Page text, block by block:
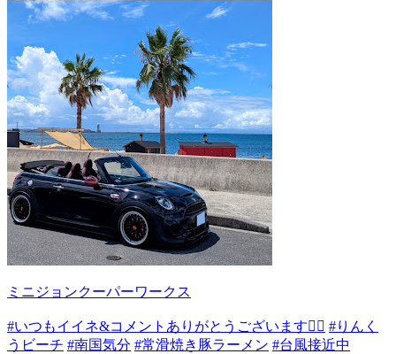
ミニジョンクーパーワークス
#いつもイイネ&コメントありがとうございます🙇‍♂️ #りんく
うビーチ #南国気分 #常滑焼き豚ラーメン #台風接近中